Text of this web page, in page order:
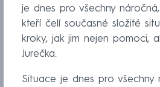
je dnes pro všechny
kteří čelí současné složité
kroky, jak jim nejen pomoci,
Jurečka.
Situace je dnes pro všechny